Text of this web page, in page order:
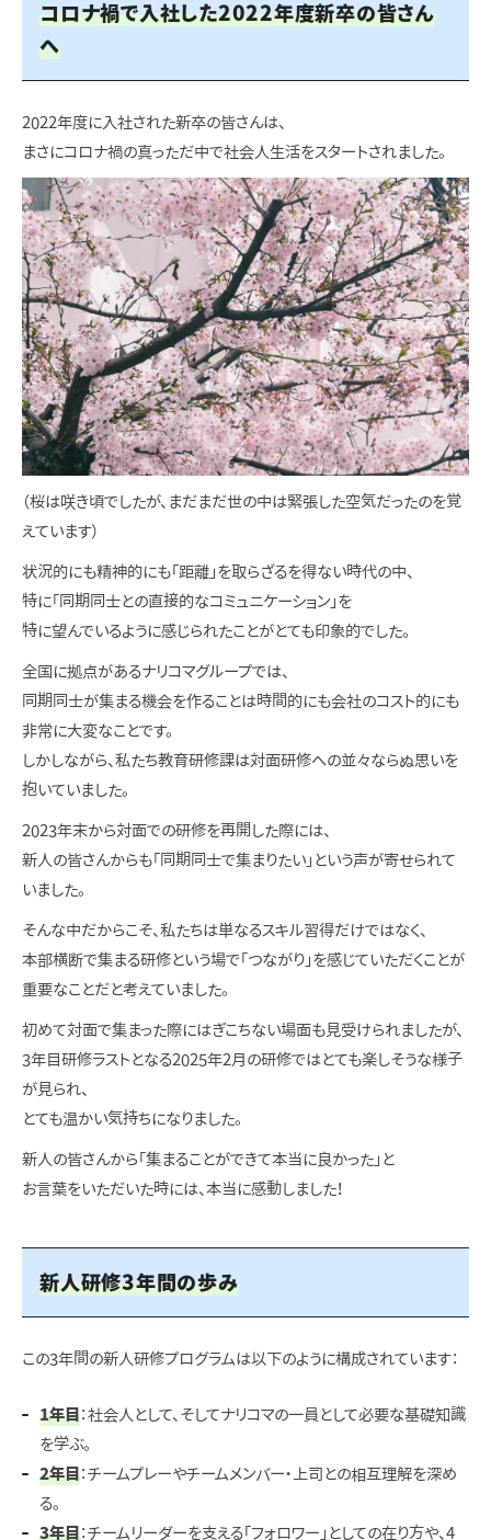
コロナ禍で入社した2022年度新卒の皆さん
へ
2022年度に入社された新卒の皆さんは、
まさにコロナ禍の真っただ中で社会人生活をスタートされました。
（桜は咲き頃でしたが、まだまだ世の中は緊張した空気だったのを覚
えています）
状況的にも精神的にも「距離」を取らざるを得ない時代の中、
特に「同期同士との直接的なコミュニケーション」を
特に望んでいるように感じられたことがとても印象的でした。
全国に拠点があるナリコマグループでは、
同期同士が集まる機会を作ることは時間的にも会社のコスト的にも
非常に大変なことです。
しかしながら、私たち教育研修課は対面研修への並々ならぬ思いを
抱いていました。
2023年末から対面での研修を再開した際には、
新人の皆さんからも「同期同士で集まりたい」という声が寄せられて
いました。
そんな中だからこそ、私たちは単なるスキル習得だけではなく、
本部横断で集まる研修という場で「つながり」を感じていただくことが
重要なことだと考えていました。
初めて対面で集まった際にはぎこちない場面も見受けられましたが、
3年目研修ラストとなる2025年2月の研修ではとても楽しそうな様子
が見られ、
とても温かい気持ちになりました。
新人の皆さんから「集まることができて本当に良かった」と
お言葉をいただいた時には、本当に感動しました！
新人研修3年間の歩み
この3年間の新人研修プログラムは以下のように構成されています：
1年目：社会人として、そしてナリコマの一員として必要な基礎知識
を学ぶ。
2年目：チームプレーやチームメンバー・上司との相互理解を深め
る。
3年目：チームリーダーを支える「フォロワー」としての在り方や、4